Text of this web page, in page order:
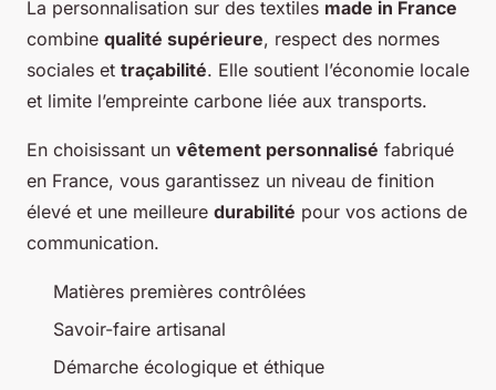
La personnalisation sur des textiles made in France
combine qualité supérieure, respect des normes
sociales et traçabilité. Elle soutient l’économie locale
et limite l’empreinte carbone liée aux transports.
En choisissant un vêtement personnalisé fabriqué
en France, vous garantissez un niveau de finition
élevé et une meilleure durabilité pour vos actions de
communication.
Matières premières contrôlées
Savoir-faire artisanal
Démarche écologique et éthique